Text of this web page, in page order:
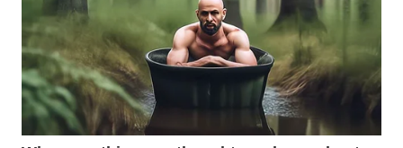
WN
TEBING
TINGGI
WN
PAKPAK